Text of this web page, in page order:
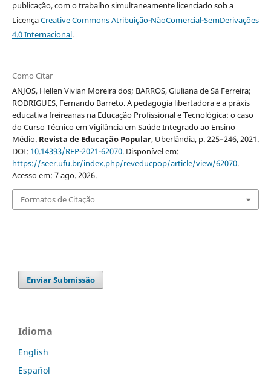
publicação, com o trabalho simultaneamente licenciado sob a
LicençaCreative Commons Atribuição-NãoComercial-SemDerivações
4.0 Internacional.
Como Citar
ANJOS, Hellen Vivian Moreira dos; BARROS, Giuliana de Sá Ferreira;
RODRIGUES, Fernando Barreto. A pedagogia libertadora e a práxis
educativa freireanas na Educação Profissional e Tecnológica: o caso
do Curso Técnico em Vigilância em Saúde Integrado ao Ensino
Médio. Revista de Educação Popular, Uberlândia, p. 225–246, 2021.
DOI: 10.14393/REP-2021-62070. Disponível em:
https://seer.ufu.br/index.php/reveducpop/article/view/62070.
Acesso em: 7 ago. 2026.
Formatos de Citação
Enviar Submissão
Idioma
English
Español